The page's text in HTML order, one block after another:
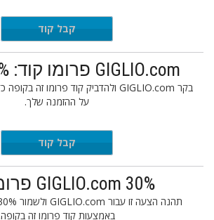
קבל קוד
GIGLIO.com פרומו קוד: 10% הנחה
על ההזמנה שלך.
קבל קוד
GIGLIO.com 30% פרומו קוד
באמצעות קוד פרומו זה בקופה.